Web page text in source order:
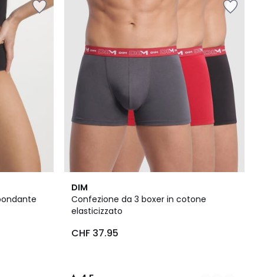
DIM
Confezione da 3 boxer in cotone
elasticizzato
CHF 37.95
4.5
/ 5
8
Colori